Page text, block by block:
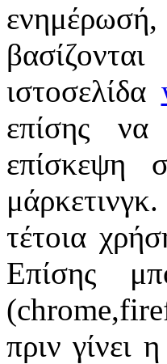
ενημέρωσή,
ιστοσελίδα
επίσης να
επίσκεψη
μάρκετινγκ.
τέτοια
Επίσης
πριν γίνει